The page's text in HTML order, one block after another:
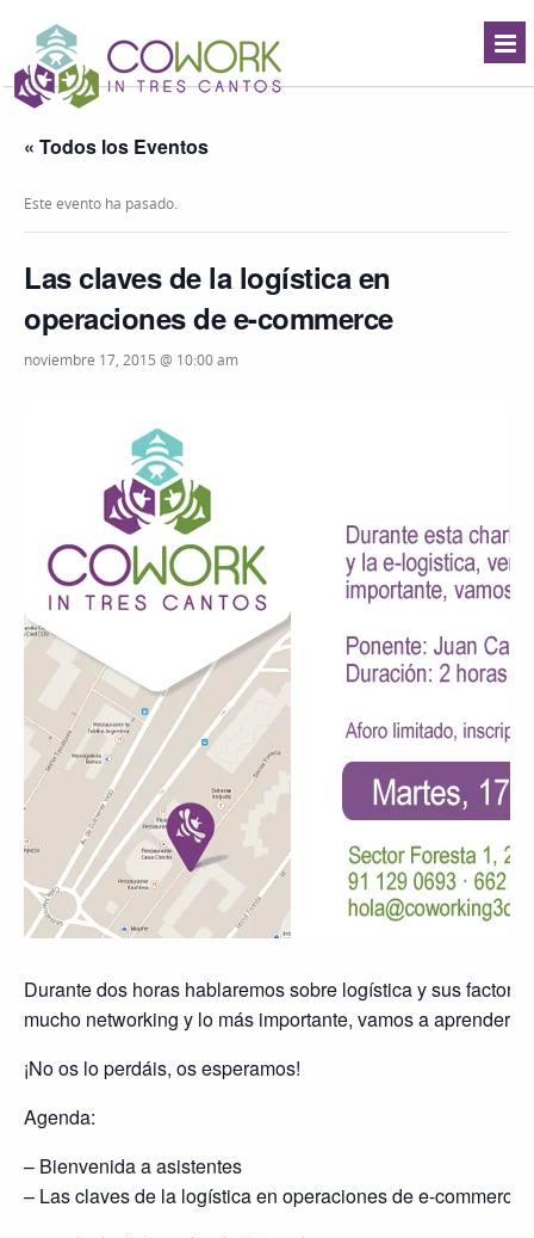
« Todos los Eventos
Este evento ha pasado.
Las claves de la logística en
operaciones de e-commerce
noviembre 17, 2015 @ 10:00 am
Durante dos horas hablaremos sobre logística y sus
mucho networking y lo más importante, vamos a aprender
¡No os lo perdáis, os esperamos!
Agenda:
– Bienvenida a asistentes
– Las claves de la logística en operaciones de e-commerce